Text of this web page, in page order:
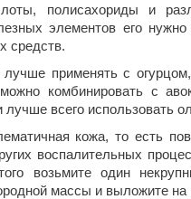
полисахориды и
элементов его
средств.
применять с
комбинировать с
лучше всего использовать
кожа, то есть
воспалительных
возьмите один
массы и выложите